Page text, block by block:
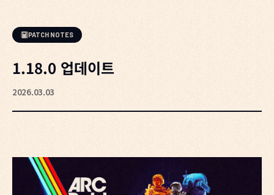
PATCH NOTES
1.18.0 업데이트
2026.03.03